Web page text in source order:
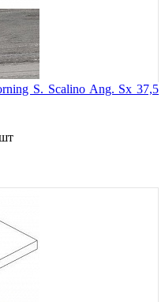
S. Scalino Ang. Sx 37,5